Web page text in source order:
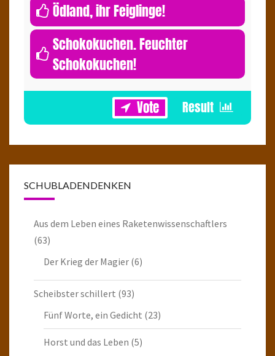
Ödland, ihr Feiglinge!
Schokokuchen. Feuchter
Schokokuchen!
SCHUBLADENDENKEN
Aus dem Leben eines Raketenwissenschaftlers
(63)
Der Krieg der Magier (6)
Scheibster schillert (93)
Fünf Worte, ein Gedicht (23)
Horst und das Leben (5)